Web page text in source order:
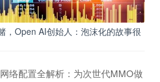
，Open AI创始人：泡沫化的故事很
络配置全解析：为次世代MMO做